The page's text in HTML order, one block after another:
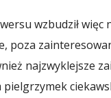
wzbudził więc
poza
najzwyklejsze
pielgrzymek